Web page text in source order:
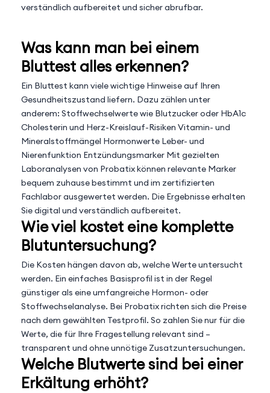
verständlich aufbereitet und sicher abrufbar.
Was kann man bei einem
Bluttest alles erkennen?
Ein Bluttest kann viele wichtige Hinweise auf Ihren
Gesundheitszustand liefern. Dazu zählen unter
anderem: Stoffwechselwerte wie Blutzucker oder HbA1c
Cholesterin und Herz-Kreislauf-Risiken Vitamin- und
Mineralstoffmängel Hormonwerte Leber- und
Nierenfunktion Entzündungsmarker Mit gezielten
Laboranalysen von Probatix können relevante Marker
bequem zuhause bestimmt und im zertifizierten
Fachlabor ausgewertet werden. Die Ergebnisse erhalten
Sie digital und verständlich aufbereitet.
Wie viel kostet eine komplette
Blutuntersuchung?
Die Kosten hängen davon ab, welche Werte untersucht
werden. Ein einfaches Basisprofil ist in der Regel
günstiger als eine umfangreiche Hormon- oder
Stoffwechselanalyse. Bei Probatix richten sich die Preise
nach dem gewählten Testprofil. So zahlen Sie nur für die
Werte, die für Ihre Fragestellung relevant sind –
transparent und ohne unnötige Zusatzuntersuchungen.
Welche Blutwerte sind bei einer
Erkältung erhöht?